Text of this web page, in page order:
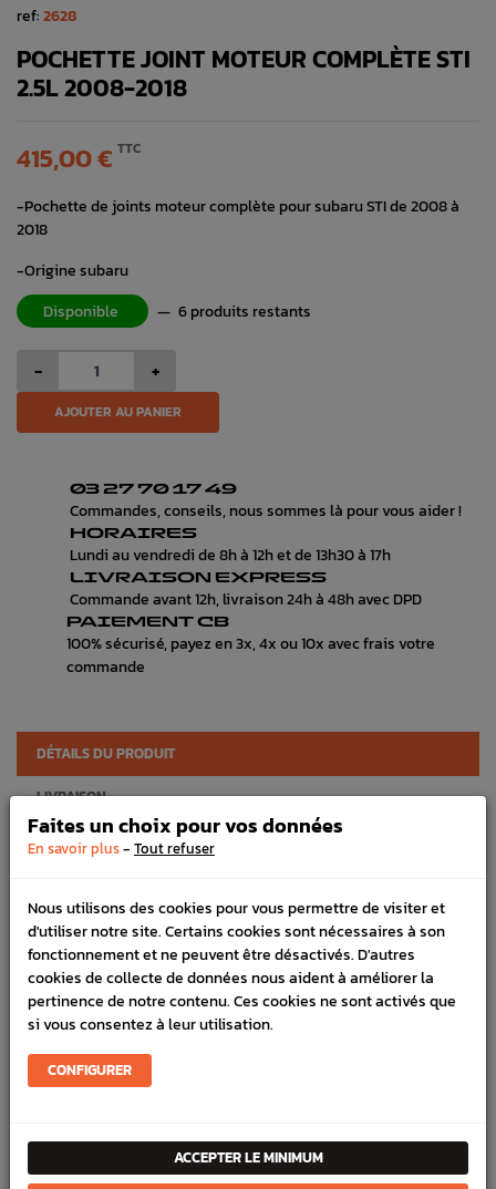
ref:2628
POCHETTE JOINT MOTEUR COMPLÈTE STI
2.5L 2008-2018
415,00 € TTC
-Pochette de joints moteur complète pour subaru STI de 2008 à
2018
-Origine subaru
Disponible
— 6 produits restants
- +
AJOUTER AU PANIER
03 27 70 17 49
Commandes, conseils, nous sommes là pour vous aider !
HORAIRES
Lundi au vendredi de 8h à 12h et de 13h30 à 17h
LIVRAISON EXPRESS
Commande avant 12h, livraison 24h à 48h avec DPD
PAIEMENT CB
100% sécurisé, payez en 3x, 4x ou 10x avec frais votre
commande
DÉTAILS DU PRODUIT
LIVRAISON
VÉHICULES COMPATIBLE
En stock :6
FICHE TECHNIQUE
Haut moteur
Joints & pâte
Bas moteur Joints & pâte
DANSLA MÊME
Faites un choix pour vos données
En savoir plus- Tout refuser
Nous utilisons des cookies pour vous permettre de visiter et
d'utiliser notre site. Certains cookies sont nécessaires à son
fonctionnement et ne peuvent être désactivés. D'autres
cookies de collecte de données nous aident à améliorer la
pertinence de notre contenu. Ces cookies ne sont activés que
si vous consentez à leur utilisation.
CONFIGURER
ACCEPTER LE MINIMUM